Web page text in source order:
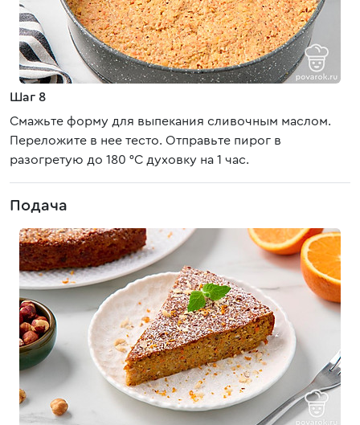
Шаг 8
Смажьте форму для выпекания сливочным маслом.
Переложите в нее тесто. Отправьте пирог в
разогретую до 180 °C духовку на 1 час.
Подача